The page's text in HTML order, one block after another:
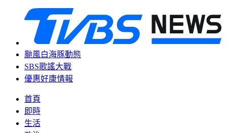
颱風白海豚動態
SBS歌謠大戰
優惠好康情報
首頁
即時
生活